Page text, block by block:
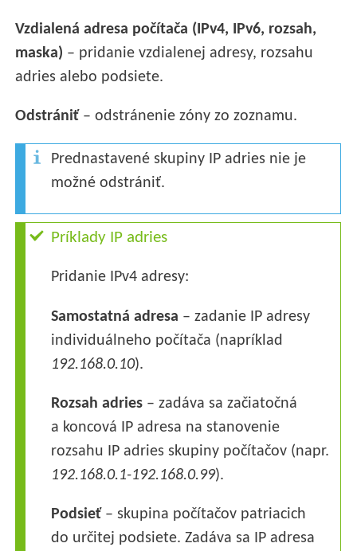
Vzdialená adresa počítača (IPv4, IPv6, rozsah,
maska) – pridanie vzdialenej adresy, rozsahu
adries alebo podsiete.
Odstrániť – odstránenie zóny zo zoznamu.
Prednastavené skupiny IP adries nie je
možné odstrániť.
Príklady IP adries
Pridanie IPv4 adresy:
Samostatná adresa – zadanie IP adresy
individuálneho počítača (napríklad
192.168.0.10).
Rozsah adries – zadáva sa začiatočná
a koncová IP adresa na stanovenie
rozsahu IP adries skupiny počítačov (napr.
192.168.0.1-192.168.0.99).
Podsieť – skupina počítačov patriacich
do určitej podsiete. Zadáva sa IP adresa